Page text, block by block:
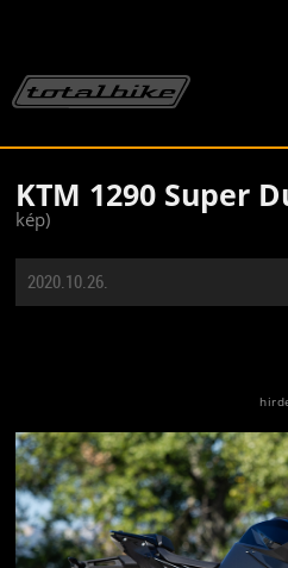
KTM 1290 Super
kép)
2020.10.26.
Jön